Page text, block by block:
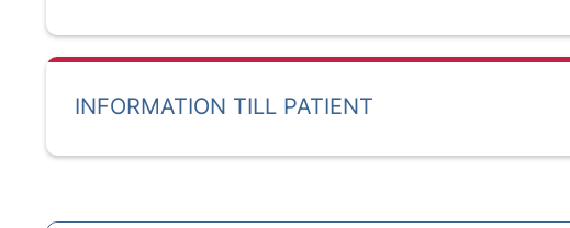
INFORMATION TILL PATIENT